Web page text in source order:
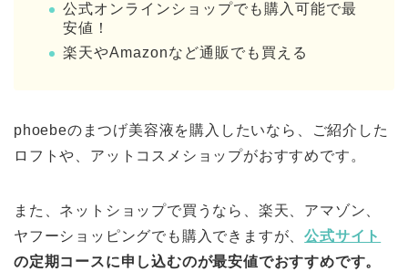
公式オンラインショップでも購入可能で最
安値！
楽天やAmazonなど通販でも買える
phoebeのまつげ美容液を購入したいなら、ご紹介した
ロフトや、アットコスメショップがおすすめです。
また、ネットショップで買うなら、楽天、アマゾン、
ヤフーショッピングでも購入できますが、公式サイト
の定期コースに申し込むのが最安値でおすすめです。